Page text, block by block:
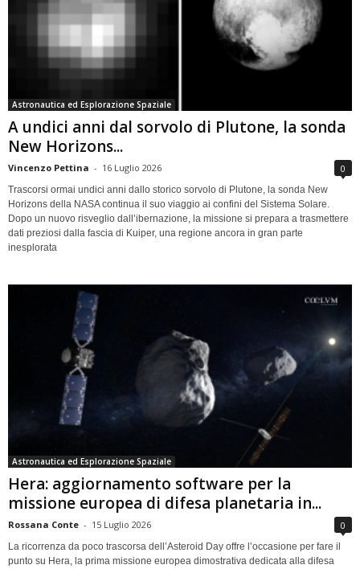
Astronautica ed Esplorazione Spaziale
A undici anni dal sorvolo di Plutone, la sonda
New Horizons...
Vincenzo Pettina - 16 Luglio 2026 0
Trascorsi ormai undici anni dallo storico sorvolo di Plutone, la sonda New
Horizons della NASA continua il suo viaggio ai confini del Sistema Solare.
Dopo un nuovo risveglio dall’ibernazione, la missione si prepara a trasmettere
dati preziosi dalla fascia di Kuiper, una regione ancora in gran parte
inesplorata
Astronautica ed Esplorazione Spaziale
Hera: aggiornamento software per la
missione europea di difesa planetaria in...
Rossana Conte - 15 Luglio 2026 0
La ricorrenza da poco trascorsa dell’Asteroid Day offre l’occasione per fare il
punto su Hera, la prima missione europea dimostrativa dedicata alla difesa